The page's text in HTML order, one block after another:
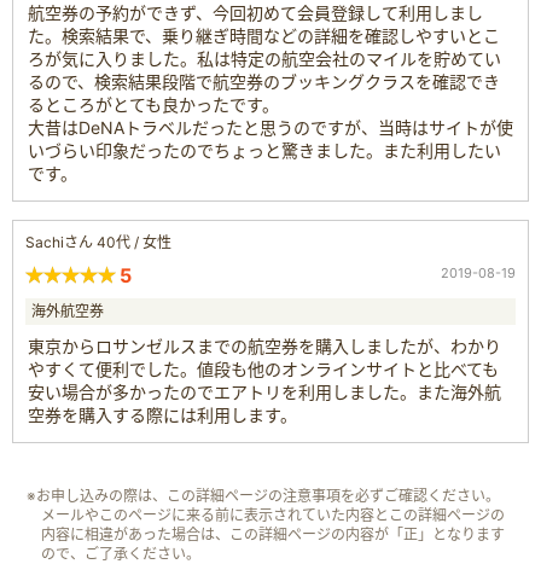
航空券の予約ができず、今回初めて会員登録して利用しまし
た。検索結果で、乗り継ぎ時間などの詳細を確認しやすいとこ
ろが気に入りました。私は特定の航空会社のマイルを貯めてい
るので、検索結果段階で航空券のブッキングクラスを確認でき
るところがとても良かったです。
大昔はDeNAトラベルだったと思うのですが、当時はサイトが使
いづらい印象だったのでちょっと驚きました。また利用したい
です。
Sachiさん 40代 / 女性
5 2019-08-19
海外航空券
東京からロサンゼルスまでの航空券を購入しましたが、わかり
やすくて便利でした。値段も他のオンラインサイトと比べても
安い場合が多かったのでエアトリを利用しました。また海外航
空券を購入する際には利用します。
※お申し込みの際は、この詳細ページの注意事項を必ずご確認ください。
メールやこのページに来る前に表示されていた内容とこの詳細ページの
内容に相違があった場合は、この詳細ページの内容が「正」となります
ので、ご了承ください。